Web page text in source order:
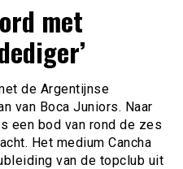
met
de Argentijnse
van Boca Juniors. Naar
een bod van rond de zes
Het medium Cancha
van de topclub uit